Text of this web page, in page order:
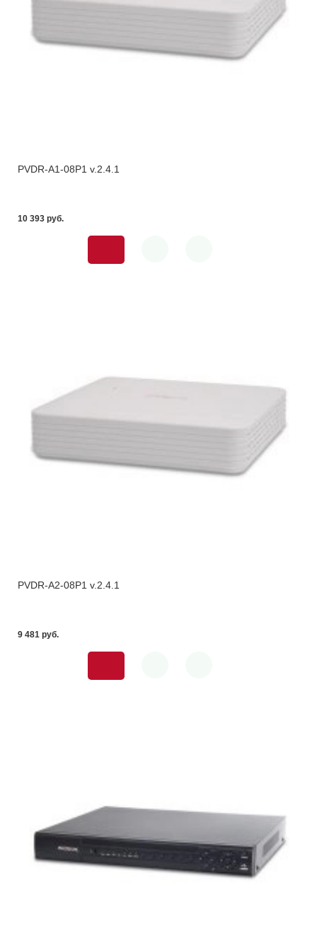
PVDR-A1-08P1 v.2.4.1
10 393 pуб.
PVDR-A2-08P1 v.2.4.1
9 481 pуб.